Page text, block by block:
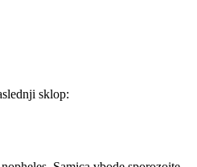
sklop: